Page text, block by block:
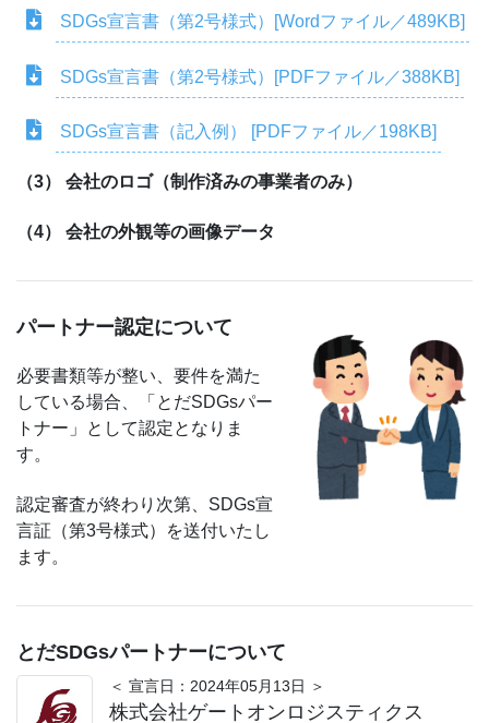
SDGs宣言書（第2号様式）[Wordファイル／489KB]
SDGs宣言書（第2号様式）[PDFファイル／388KB]
SDGs宣言書（記入例） [PDFファイル／198KB]
（3） 会社のロゴ（制作済みの事業者のみ）
（4） 会社の外観等の画像データ
パートナー認定について
必要書類等が整い、要件を満た
している場合、「とだSDGsパー
トナー」として認定となりま
す。
認定審査が終わり次第、SDGs宣
言証（第3号様式）を送付いたし
ます。
とだSDGsパートナーについて
＜ 宣言日：2024年05月13日 ＞
株式会社ゲートオンロジスティクス